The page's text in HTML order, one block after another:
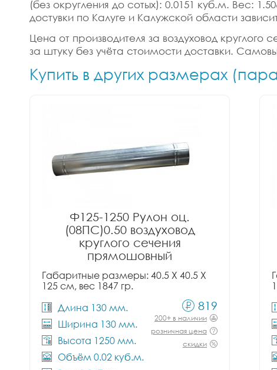
(без округления до сотых): 0.0151 куб.м. Вес:
достувки по Калуге и Калужской области
Цена от производителя за воздуховод
за штуку без учёта стоимости доставки.
Купить в других размерах
Ф125-1250 Рулон оц.
(08ПС)0.50 воздуховод
круглого сечения
прямошовный
Габаритные размеры: 40.5 X 40.5 X
125 см, вес 1847 гр.
Длина 130 мм.
Ширина 130 мм.
Высота 1250 мм.
Объём 0.02 куб.м.
819
200+ в наличии
розничная цена
скидки